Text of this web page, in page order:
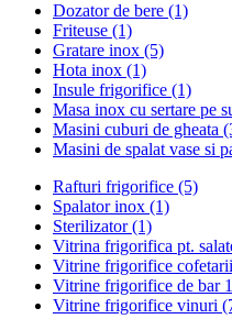
Dozator de bere (1)
Friteuse (1)
Gratare inox (5)
Hota inox (1)
Insule frigorifice (1)
Masa inox cu sertare pe
Masini cuburi de gheata
Masini de spalat vase si
Rafturi frigorifice (5)
Spalator inox (1)
Sterilizator (1)
Vitrina frigorifica pt.
Vitrine frigorifice
Vitrine frigorifice de bar
Vitrine frigorifice vinuri